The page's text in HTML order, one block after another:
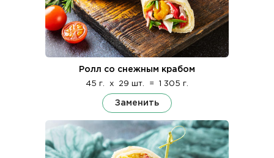
Ролл со снежным крабом
45 г. x 29 шт. = 1 305 г.
Заменить